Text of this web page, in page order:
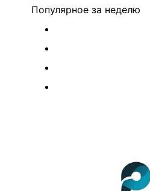
Популярное за неделю